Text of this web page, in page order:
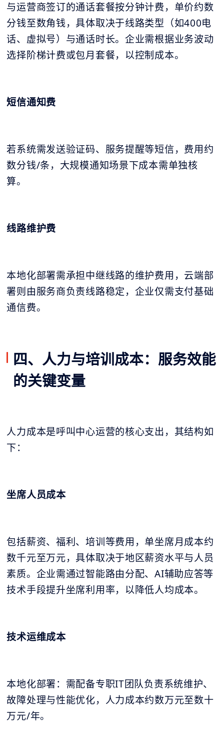
与运营商签订的通话套餐按分钟计费，单价约数
分钱至数角钱，具体取决于线路类型（如400电
话、虚拟号）与通话时长。企业需根据业务波动
选择阶梯计费或包月套餐，以控制成本。
短信通知费
若系统需发送验证码、服务提醒等短信，费用约
数分钱/条，大规模通知场景下成本需单独核
算。
线路维护费
本地化部署需承担中继线路的维护费用，云端部
署则由服务商负责线路稳定，企业仅需支付基础
通信费。
四、人力与培训成本：服务效能
的关键变量
人力成本是呼叫中心运营的核心支出，其结构如
下：
坐席人员成本
包括薪资、福利、培训等费用，单坐席月成本约
数千元至万元，具体取决于地区薪资水平与人员
素质。企业需通过智能路由分配、AI辅助应答等
技术手段提升坐席利用率，以降低人均成本。
技术运维成本
本地化部署：需配备专职IT团队负责系统维护、
故障处理与性能优化，人力成本约数万元至数十
万元/年。